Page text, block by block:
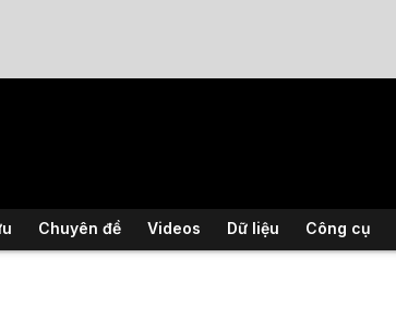
Chuyên đề Videos Dữ liệu Công cụ